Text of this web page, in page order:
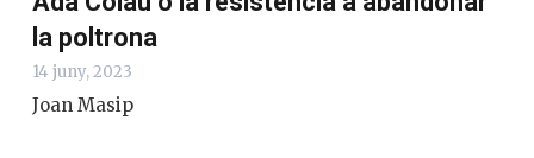
la poltrona
14 juny, 2023
Joan Masip